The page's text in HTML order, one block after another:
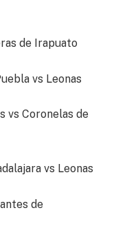
de Irapuato
vs Leonas
vs Coronelas de
vs Leonas
de